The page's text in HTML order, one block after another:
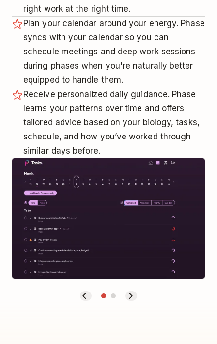
right work at the right time.
Plan your calendar around your energy. Phase
syncs with your calendar so you can
schedule meetings and deep work sessions
during phases when you're naturally better
equipped to handle them.
Receive personalized daily guidance. Phase
learns your patterns over time and offers
tailored advice based on your biology, tasks,
schedule, and how you’ve worked through
similar days before.